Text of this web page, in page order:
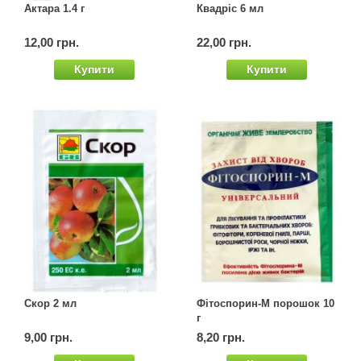
Актара 1.4 г
12,00 грн.
Купити
Квадріс 6 мл
22,00 грн.
Купити
Скор 2 мл
9,00 грн.
Фітоспорин-М порошок 10
г
8,20 грн.
Семена щавеля
Элитные семена в банках
Купить семена - хиты продаж